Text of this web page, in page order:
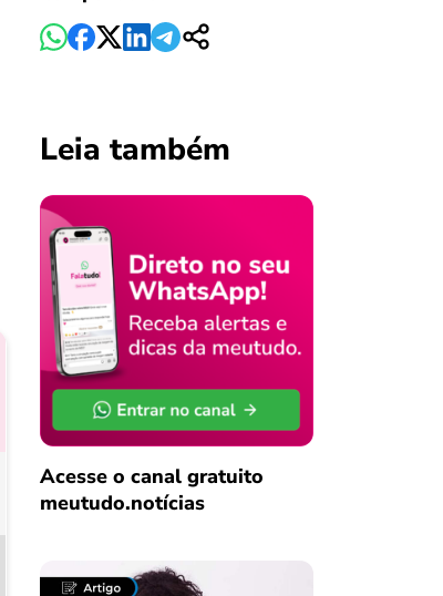
Leia também
Acesse o canal gratuito
meutudo.notícias